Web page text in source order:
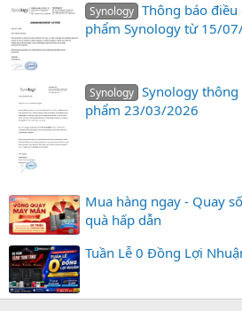
Synology Thông báo
phẩm Synology từ 15/
Synology Synology
phẩm 23/03/2026
Mua hàng ngay - Quay
quà hấp dẫn
Tuần Lễ 0 Đồng Lợi